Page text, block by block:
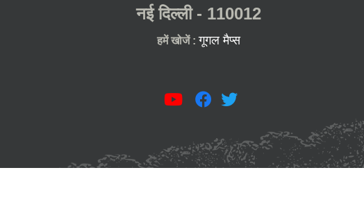
नई दिल्ली - 110012
हमें खोजें :गूगल मैप्स